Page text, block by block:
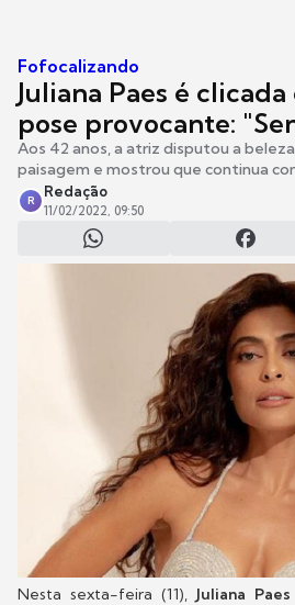
Fofocalizando
Juliana Paes é
pose provocante:
Aos 42 anos, a atriz disputou a
paisagem e mostrou que continua
R
Redação
11/02/2022, 09:50
Nesta sexta-feira (11), Juliana Paes